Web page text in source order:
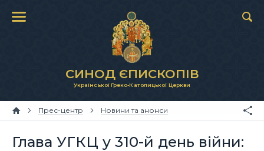
СИНОД ЄПИСКОПІВ
Української Греко-Католицької Церкви
Прес-центр Новини та анонси
Глава УГКЦ у 310-й день війни: